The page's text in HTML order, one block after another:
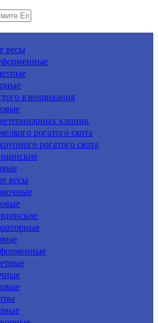
весы
взвешивания
клиник
рогатого скота
рогатого скота
весы